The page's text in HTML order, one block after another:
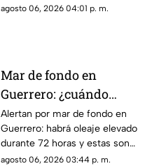
periodo de descanso y
agosto 06, 2026 04:01 p. m.
Mar de fondo en
Guerrero: ¿cuándo
llegará y qué zonas de
Acapulco serán
afectadas?
Alertan por mar de fondo en
Guerrero: habrá oleaje elevado
durante 72 horas y estas son
las zonas de Acapulco con
agosto 06, 2026 03:44 p. m.